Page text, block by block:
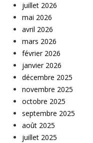
juillet 2026
mai 2026
avril 2026
mars 2026
février 2026
janvier 2026
décembre 2025
novembre 2025
octobre 2025
septembre 2025
août 2025
juillet 2025